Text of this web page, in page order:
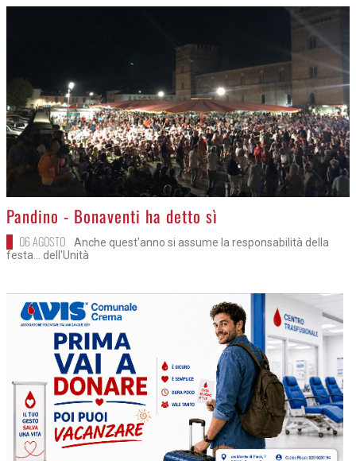
>
Pandino - Bonaventi ha detto sì
06 AGOSTO
Anche quest'anno si assume la responsabilità della
festa... dell'Unità